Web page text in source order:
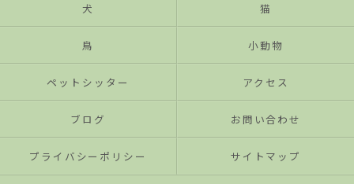
犬 猫
鳥 小動物
ペットシッター アクセス
ブログ お問い合わせ
プライバシーポリシー サイトマップ